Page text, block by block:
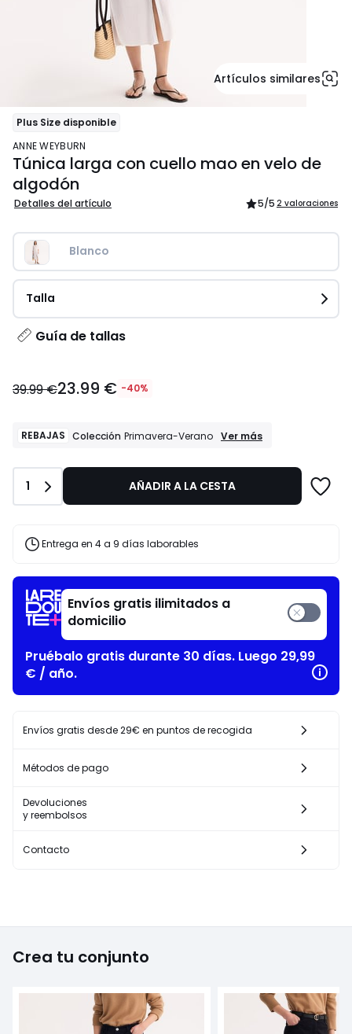
Artículos similares
Plus Size disponible
ANNE WEYBURN
Túnica larga con cuello mao en velo de
algodón
Detalles del artículo 5/5 2 valoraciones
Blanco
Talla
Guía de tallas
€
de
€
40%
descuento
39.99 €23.99 € -40%
REBAJAS Colección Primavera-Verano REBAJAS
Ver más
Cantidad
1 AÑADIR A LA CESTA
Entrega en 4 a 9 días laborables
Envíos gratis ilimitados a
domicilio
Pruébalo gratis durante 30 días. Luego 29,99
€ / año.
Envíos gratis desde 29€ en puntos de recogida
Métodos de pago
Devoluciones
y reembolsos
Contacto
Crea tu conjunto